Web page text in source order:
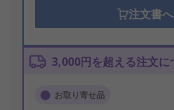
注文書
3,000円を超える注文
お取り寄せ品